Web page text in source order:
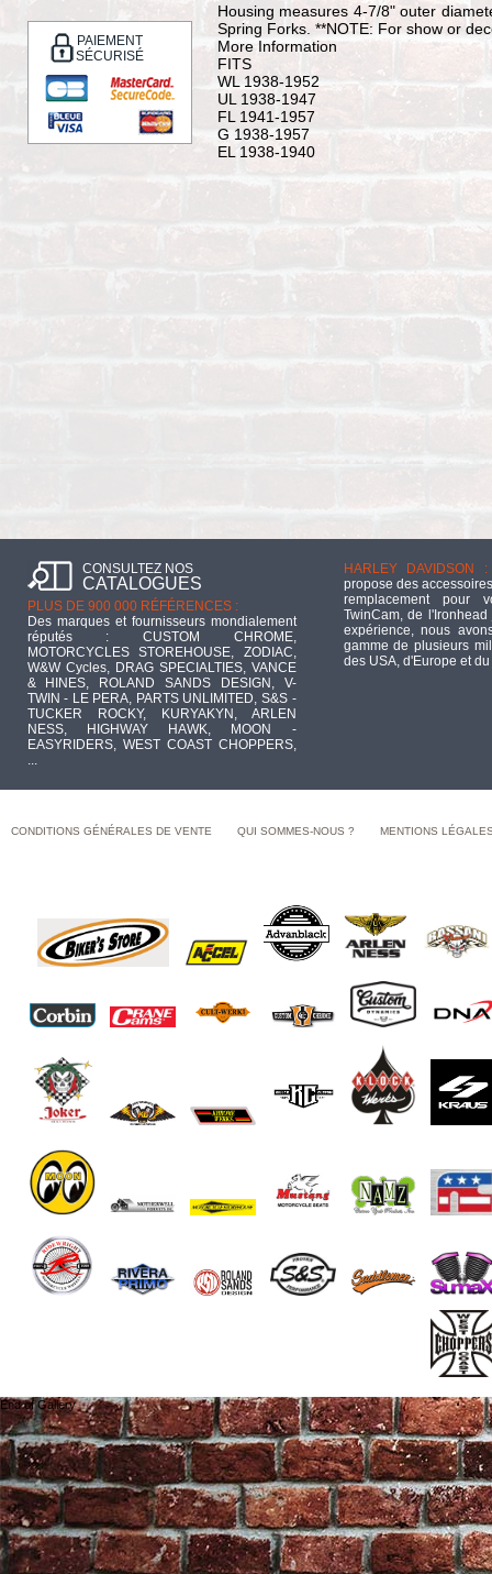
PAIEMENT
SÉCURISÉ
Housing measures 4-7/8" outer
Spring Forks. **NOTE: For show or
More Information
FITS
WL 1938-1952
UL 1938-1947
FL 1941-1957
G 1938-1957
EL 1938-1940
CONSULTEZ NOS
CATALOGUES
PLUS DE 900 000 RÉFÉRENCES :
Des marques et fournisseurs mondialement
réputés : CUSTOM CHROME,
MOTORCYCLES STOREHOUSE, ZODIAC,
W&W Cycles, DRAG SPECIALTIES, VANCE
& HINES, ROLAND SANDS DESIGN, V-
TWIN - LE PERA, PARTS UNLIMITED, S&S -
TUCKER ROCKY, KURYAKYN, ARLEN
NESS, HIGHWAY HAWK, MOON -
EASYRIDERS, WEST COAST CHOPPERS,
...
HARLEY DAVIDSON :
propose des
remplacement pour
TwinCam, de
expérience, nous
gamme de plusieurs
des USA, d'Europe et
CONDITIONS GÉNÉRALES DE VENTE QUI SOMMES-NOUS ? MENTIONS
End of Gallery